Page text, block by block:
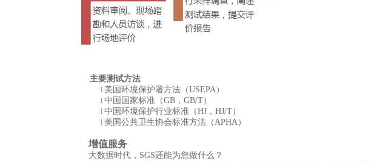
主要测试方法
l 美国环境保护署方法（USEPA）
l 中国国家标准（GB ， GB/T）
l 中国环境保护行业标准（HJ ， HJ/T）
l 美国公共卫生协会标准方法（APHA）
增值服务
大数据时代 ，SGS还能为您做什么？